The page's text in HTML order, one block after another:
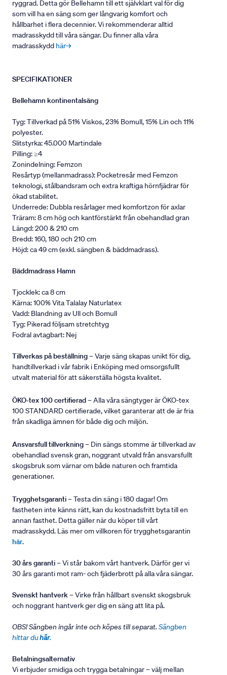
ryggrad. Detta gör Bellehamn till ett självklart val för dig
som vill ha en säng som ger långvarig komfort och
hållbarhet i flera decennier. Vi rekommenderar alltid
madrasskydd till våra sängar. Du finner alla våra
madrasskydd här→
SPECIFIKATIONER
Bellehamn kontinentalsäng
Tyg: Tillverkad på 51% Viskos, 23% Bomull, 15% Lin och 11%
polyester.
Slitstyrka: 45.000 Martindale
Pilling: ≥4
Zonindelning: Femzon
Resårtyp (mellanmadrass): Pocketresår med Femzon
teknologi, stålbandsram och extra kraftiga hörnfjädrar för
ökad stabilitet.
Underrede: Dubbla resårlager med komfortzon för axlar
Träram: 8 cm hög och kantförstärkt från obehandlad gran
Längd: 200 & 210 cm
Bredd: 160, 180 och 210 cm
Höjd: ca 49 cm (exkl. sängben & bäddmadrass).
Bäddmadrass Hamn
Tjocklek: ca 8 cm
Kärna: 100% Vita Talalay Naturlatex
Vadd: Blandning av Ull och Bomull
Tyg: Pikerad följsam stretchtyg
Fodral avtagbart: Nej
Tillverkas på beställning– Varje säng skapas unikt för dig,
handtillverkad i vår fabrik i Enköping med omsorgsfullt
utvalt material för att säkerställa högsta kvalitet.
ÖKO-tex 100 certifierad– Alla våra sängtyger är ÖKO-tex
100 STANDARD certifierade, vilket garanterar att de är fria
från skadliga ämnen för både dig och miljön.
Ansvarsfull tillverkning– Din sängs stomme är tillverkad av
obehandlad svensk gran, noggrant utvald från ansvarsfullt
skogsbruk som värnar om både naturen och framtida
generationer.
Trygghetsgaranti– Testa din säng i 180 dagar! Om
fastheten inte känns rätt, kan du kostnadsfritt byta till en
annan fasthet. Detta gäller när du köper till vårt
madrasskydd. Läs mer om villkoren för trygghetsgarantin
här.
30 års garanti– Vi står bakom vårt hantverk. Därför ger vi
30 års garanti mot ram- och fjäderbrott på alla våra sängar.
Svenskt hantverk– Virke från hållbart svenskt skogsbruk
och noggrant hantverk ger dig en säng att lita på.
OBS! Sängben ingår inte och köpes till separat. Sängben
hittar duhär.
Betalningsalternativ
Vi erbjuder smidiga och trygga betalningar – välj mellan